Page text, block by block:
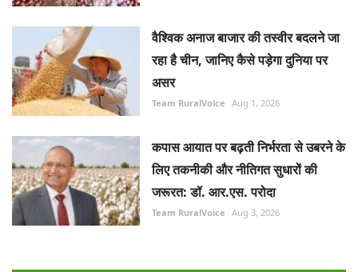
वैश्विक अनाज बाजार की तस्वीर बदलने जा
रहा है चीन, जानिए कैसे पड़ेगा दुनिया पर
असर
Team RuralVoice Aug 1, 2026
कपास आयात पर बढ़ती निर्भरता से उबरने के
लिए तकनीकी और नीतिगत सुधारों की
जरूरत: डॉ. आर.एस. परोदा
Team RuralVoice Aug 3, 2026